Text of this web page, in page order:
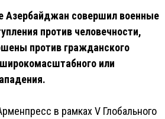
Азербайджан совершил военные
против человечности,
против гражданского
или
в рамках V Глобального